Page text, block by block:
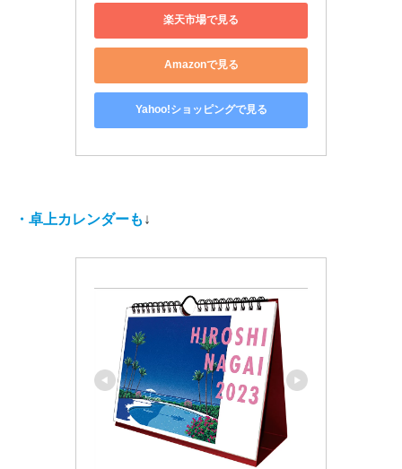
楽天市場で見る
Amazonで見る
Yahoo!ショッピングで見る
・卓上カレンダーも ↓